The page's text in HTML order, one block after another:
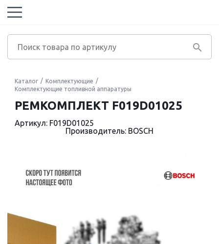
Каталог
Комплектующие
Комплектующие топливной аппаратуры
РЕМКОМПЛЕКТ F019D01025
Артикул: F019D01025
Производитель: BOSCH